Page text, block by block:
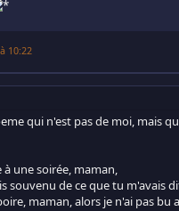
10:22
qui n'est pas de moi, mais
à une soirée, maman,
souvenu de ce que tu m'avais
maman, alors je n'ai pas bu